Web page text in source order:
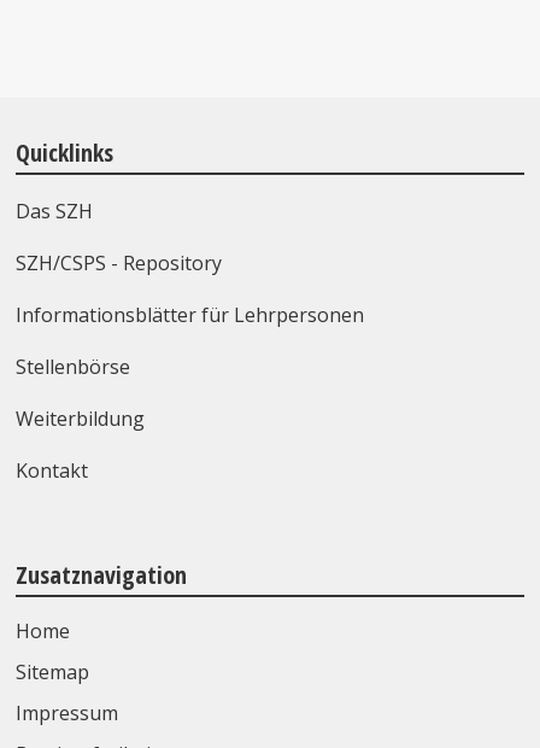
Quicklinks
Das SZH
SZH/CSPS - Repository
Informationsblätter für Lehrpersonen
Stellenbörse
Weiterbildung
Kontakt
Zusatznavigation
Home
Sitemap
Impressum